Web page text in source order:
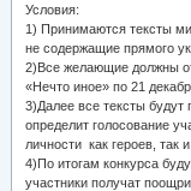
Условия:
1) Принимаются тексты
не содержащие прямого
2)Все желающие должны
«Нечто иное» по 21
3)Далее все тексты
определит голосование
личности как героев, так
4)По итогам конкурса
участники получат